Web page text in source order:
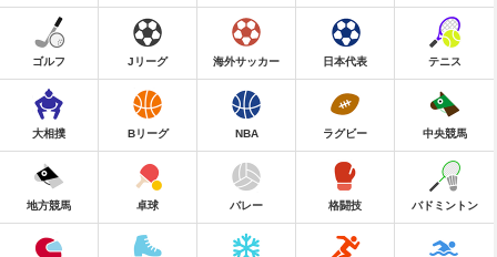
ゴルフ Jリーグ 海外サッカー 日本代表 テニス
大相撲 Bリーグ NBA ラグビー 中央競馬
地方競馬 卓球 バレー 格闘技 バドミントン